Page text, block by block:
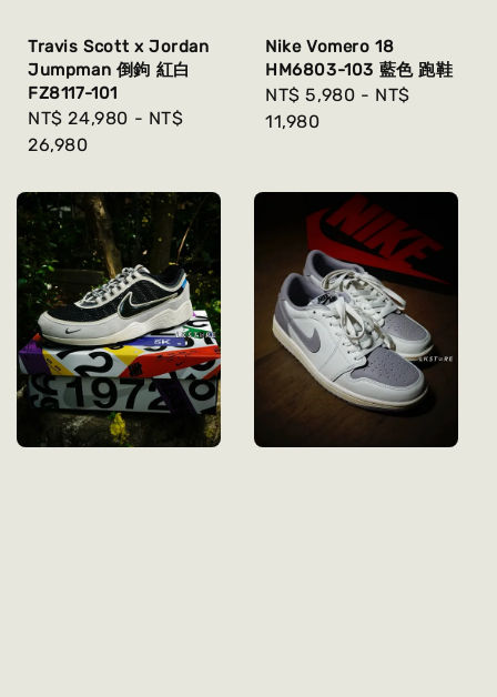
Travis Scott x Jordan
Jumpman 倒鉤 紅白
FZ8117-101
Regular
price
NT$ 24,980 - NT$
26,980
Nike Vomero 18
HM6803-103 藍色 跑鞋
Regular
price
NT$ 5,980 - NT$
11,980